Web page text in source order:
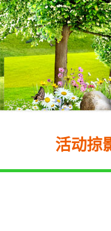
活动掠